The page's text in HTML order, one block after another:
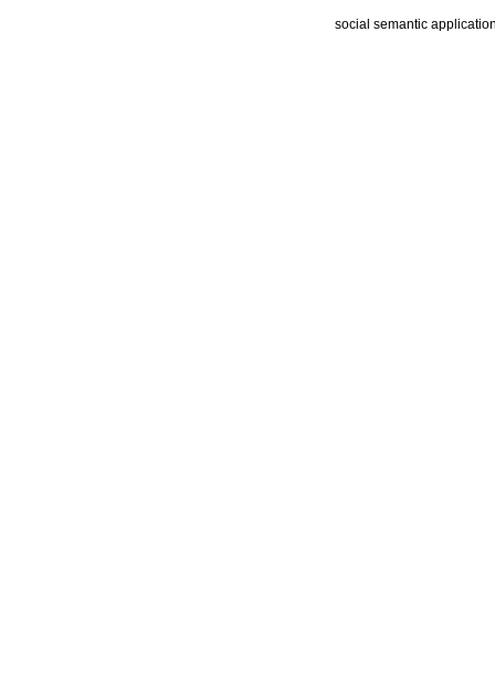
social semantic